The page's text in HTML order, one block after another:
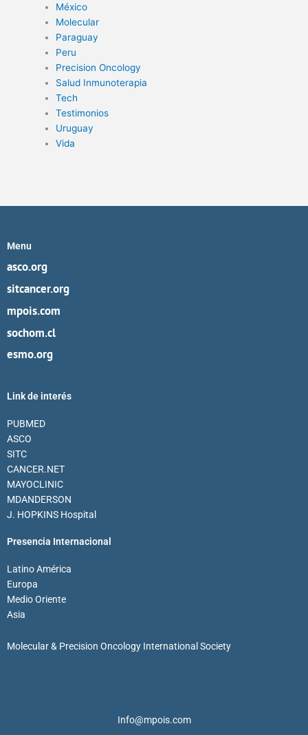
México
Molecular
Paraguay
Peru
Precision Oncology
Salud Inmunoterapia
Tech
Testimonios
Uruguay
Vida
Menu
asco.org
sitcancer.org
mpois.com
sochom.cl
esmo.org
Link de interés
PUBMED
ASCO
SITC
CANCER.NET
MAYOCLINIC
MDANDERSON
J. HOPKINS Hospital
Presencia Internacional
Latino América
Europa
Medio Oriente
Asia
Molecular & Precision Oncology International Society
Info@mpois.com